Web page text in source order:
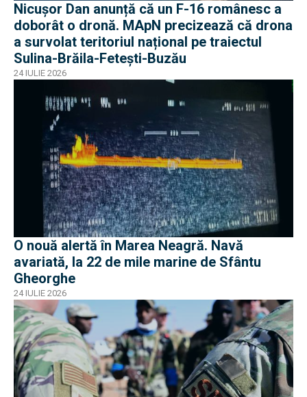
Nicușor Dan anunță că un F-16 românesc a
doborât o dronă. MApN precizează că drona
a survolat teritoriul național pe traiectul
Sulina-Brăila-Fetești-Buzău
24 IULIE 2026
O nouă alertă în Marea Neagră. Navă
avariată, la 22 de mile marine de Sfântu
Gheorghe
24 IULIE 2026